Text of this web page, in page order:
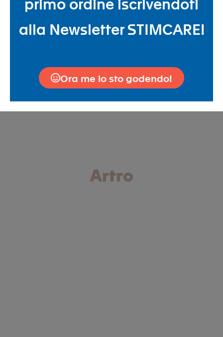
Artro
alla Newsletter STIMCARE!
Ora me lo sto godendo!